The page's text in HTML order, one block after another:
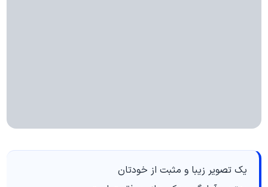
یک تصویر زیبا و مثبت از خودتان